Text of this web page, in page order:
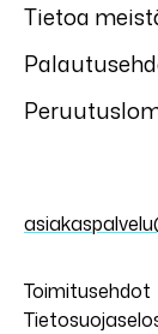
Tietoa
Toimitusehdot